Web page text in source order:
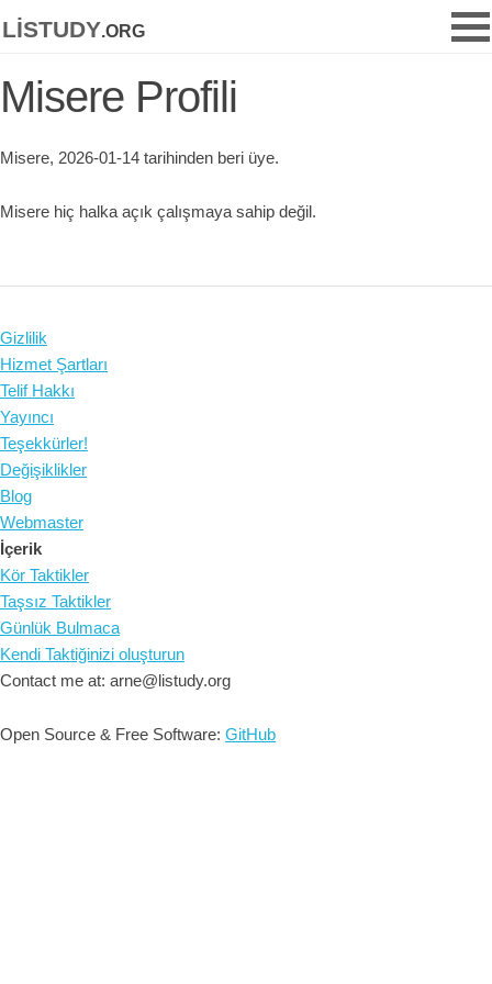
listudy.org
Misere Profili
Misere, 2026-01-14 tarihinden beri üye.
Misere hiç halka açık çalışmaya sahip değil.
Gizlilik
Hizmet Şartları
Telif Hakkı
Yayıncı
Teşekkürler!
Değişiklikler
Blog
Webmaster
İçerik
Kör Taktikler
Taşsız Taktikler
Günlük Bulmaca
Kendi Taktiğinizi oluşturun
Contact me at: arne@listudy.org
Open Source & Free Software: GitHub